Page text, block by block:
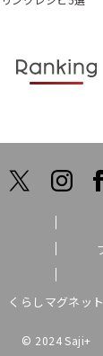
くらしマグネット
© 2024 Saji+